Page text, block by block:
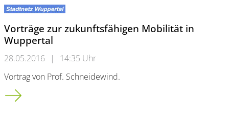
Vorträge zur zukunftsfähigen Mobilität in
Wuppertal
28.05.2016 |
14:35 Uhr
Vortrag von Prof. Schneidewind.
Vorträge zur zukunftsfähigen Mobilität in Wuppertal